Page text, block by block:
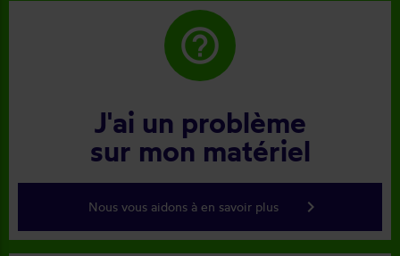
help_outline
J'ai un problème
sur mon matériel
Nous vous aidons à en savoir plus keyboard_arrow_right